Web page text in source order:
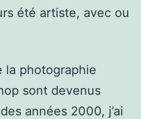
été artiste, avec ou
la photographie
sont devenus
années 2000, j’ai